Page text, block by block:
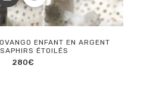
ENFANT EN ARGENT
ÉTOILÉS
280€